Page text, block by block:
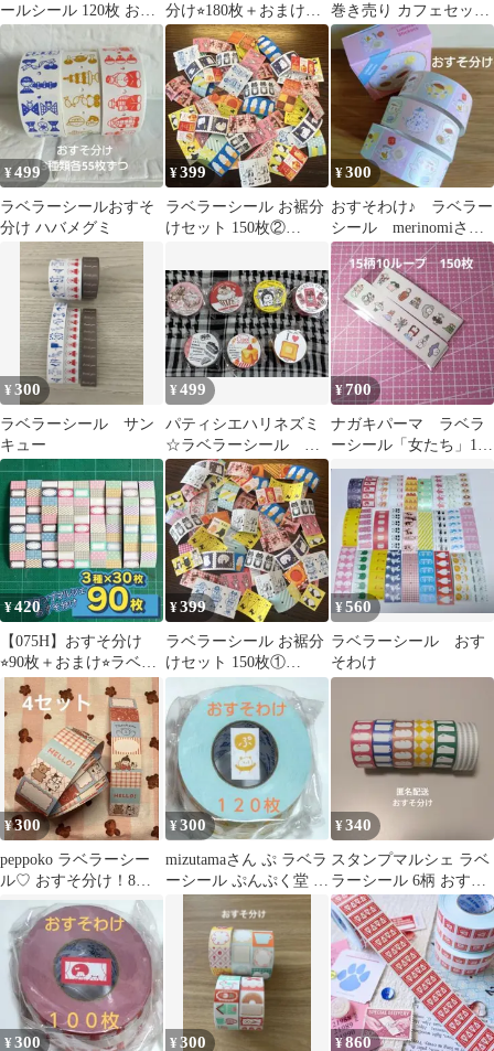
ールシール 120枚 おす
そわけ
分け⭐︎180枚＋おまけ⭐︎
ラベラーロールシール
巻き売り カフェセット
ステッカー
¥499
ラベラーシールおすそ
分け ハバメグミ
¥399
ラベラーシール お裾分
けセット 150枚②
トリー
¥300
おすそわけ♪ ラベラー
シール merinomiさ
ん 50枚
¥300
ラベラーシール サン
キュー
¥499
パティシエハリネズミ
☆ラベラーシール お
すそわけ
¥700
ナガキパーマ ラベラ
ーシール「女たち」15
柄10ループ 150枚
¥420
【075H】おすそ分け
⭐︎90枚＋おまけ⭐︎ラベラ
ーロールシール
¥399
ラベラーシール お裾分
けセット 150枚①
mizutama パンダファク
トリー
¥560
ラベラーシール おす
そわけ
¥300
peppoko ラベラーシー
ル♡ おすそ分け！8
柄 4セット
¥300
mizutamaさん ぷ ラベラ
ーシール ぷんぷく堂 お
すそ分け １２０枚
¥340
スタンプマルシェ ラベ
ラーシール 6柄 おすそ
分け
¥300 ¥300 ¥860